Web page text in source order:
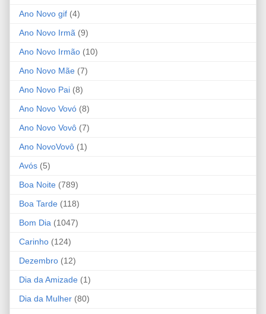
Ano Novo gif (4)
Ano Novo Irmã (9)
Ano Novo Irmão (10)
Ano Novo Mãe (7)
Ano Novo Pai (8)
Ano Novo Vovó (8)
Ano Novo Vovô (7)
Ano NovoVovô (1)
Avós (5)
Boa Noite (789)
Boa Tarde (118)
Bom Dia (1047)
Carinho (124)
Dezembro (12)
Dia da Amizade (1)
Dia da Mulher (80)